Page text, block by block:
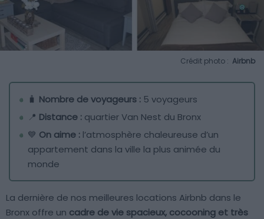
Crédit photo : Airbnb
🧳 Nombre de voyageurs : 5 voyageurs
📍 Distance : quartier Van Nest du Bronx
💙 On aime : l’atmosphère chaleureuse d’un
appartement dans la ville la plus animée du
monde
La dernière de nos meilleures locations Airbnb dans le
Bronx offre un cadre de vie spacieux, cocooning et très